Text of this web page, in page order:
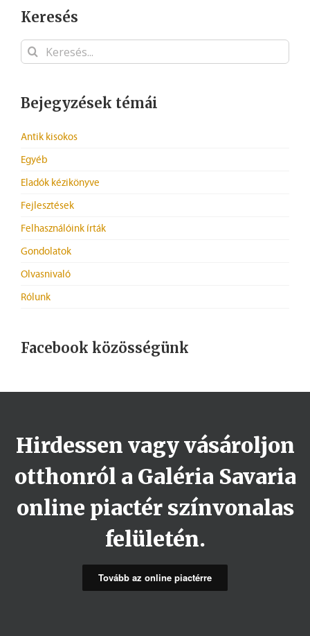
Keresés
Keresés...
Bejegyzések témái
Antik kisokos
Egyéb
Eladók kézikönyve
Fejlesztések
Felhasználóink írták
Gondolatok
Olvasnivaló
Rólunk
Facebook közösségünk
Hirdessen vagy vásároljon
otthonról a Galéria Savaria
online piactér színvonalas
felületén.
Tovább az online piactérre